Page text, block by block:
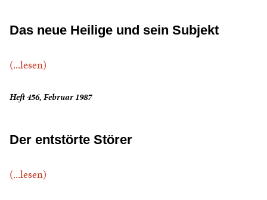
Das neue Heilige und sein Subjekt
(...lesen)
Heft 456, Februar 1987
Der entstörte Störer
(...lesen)